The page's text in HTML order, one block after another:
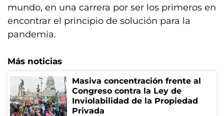
mundo, en una carrera por ser los primeros en
encontrar el principio de solución para la
pandemia.
Más noticias
Masiva concentración frente al
Congreso contra la Ley de
Inviolabilidad de la Propiedad
Privada